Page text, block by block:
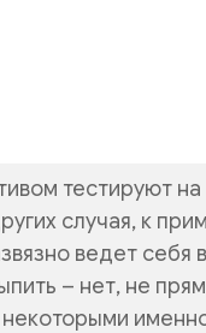
тестируют на
случая, к
ведет себя
– нет, не